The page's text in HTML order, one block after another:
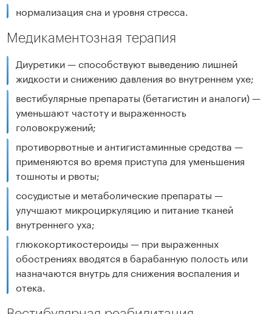
нормализация сна и уровня стресса.
Медикаментозная терапия
Диуретики — способствуют выведению лишней
жидкости и снижению давления во внутреннем ухе;
вестибулярные препараты (бетагистин и аналоги) —
уменьшают частоту и выраженность
головокружений;
противорвотные и антигистаминные средства —
применяются во время приступа для уменьшения
тошноты и рвоты;
сосудистые и метаболические препараты —
улучшают микроциркуляцию и питание тканей
внутреннего уха;
глюкокортикостероиды — при выраженных
обострениях вводятся в барабанную полость или
назначаются внутрь для снижения воспаления и
отека.